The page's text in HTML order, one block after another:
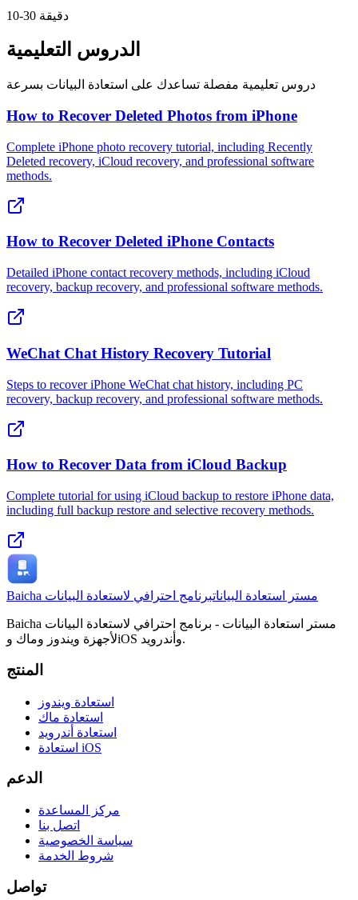
10-30 دقيقة
الدروس التعليمية
دروس تعليمية مفصلة تساعدك على استعادة البيانات بسرعة
How to Recover Deleted Photos from iPhone
Complete iPhone photo recovery tutorial, including Recently
Deleted recovery, iCloud recovery, and professional software
methods.
How to Recover Deleted iPhone Contacts
Detailed iPhone contact recovery methods, including iCloud
recovery, backup recovery, and professional software methods.
WeChat Chat History Recovery Tutorial
Steps to recover iPhone WeChat chat history, including PC
recovery, backup recovery, and professional software methods.
How to Recover Data from iCloud Backup
Complete tutorial for using iCloud backup to restore iPhone data,
including full backup restore and selective recovery methods.
Baicha مستر استعادة البياناتبرنامج احترافي لاستعادة البيانات
Baicha مستر استعادة البيانات - برنامج احترافي لاستعادة البيانات
لأجهزة ويندوز وماك وiOS وأندرويد.
المنتج
استعادة ويندوز
استعادة ماك
استعادة أندرويد
استعادة iOS
الدعم
مركز المساعدة
اتصل بنا
سياسة الخصوصية
شروط الخدمة
تواصل